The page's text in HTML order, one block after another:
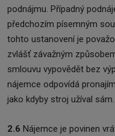
podnájmu. Případný
předchozím písemným
tohto ustanovení je
zvlášť závažným
smlouvu vypovědět bez
nájemce odpovídá
jako kdyby stroj užíval sám.
2.6 Nájemce je povinen